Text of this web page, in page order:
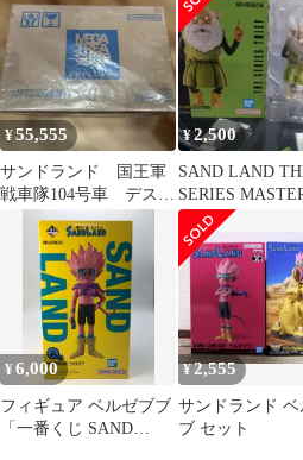
賞・ベルゼブブ✨他
✨】
｢一番くじ SAND
LAND｣[91]
¥55,555
サンドランド 国王軍
戦車隊104号車 デスク
トップリアルマッコイ
EX メガトレ
¥2,500
SAND LAND
SERIES
シーフ
¥6,000
フィギュア ベルゼブブ
「一番くじ SAND
¥2,555
サンドランド ベ
ブ セット